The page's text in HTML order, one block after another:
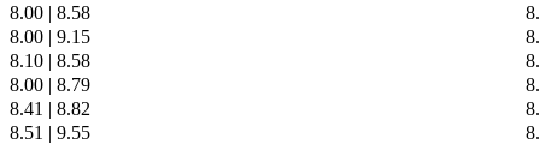
8.00 | 8.58
8.00 | 9.15
8.10 | 8.58
8.00 | 8.79
8.41 | 8.82
8.51 | 9.55